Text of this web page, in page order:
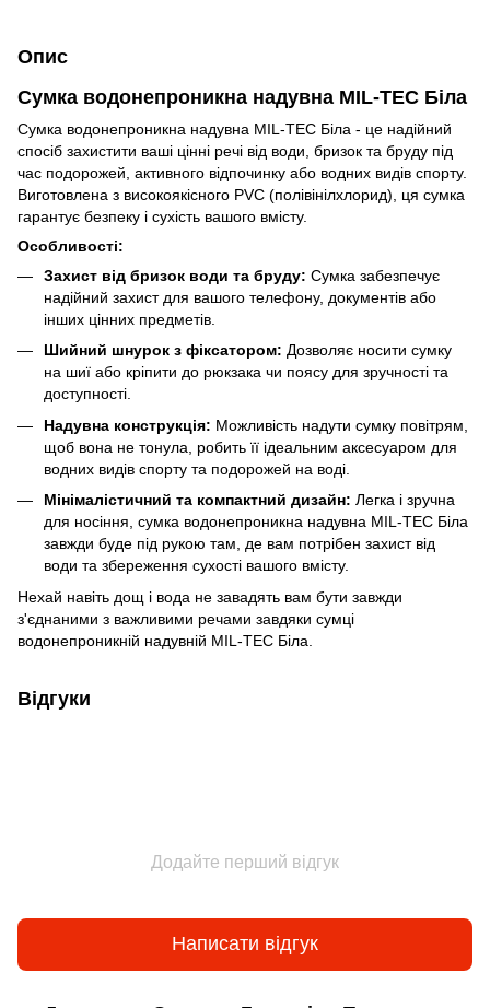
Опис
Сумка водонепроникна надувна MIL-TEC Біла
Сумка водонепроникна надувна MIL-TEC Біла - це надійний
спосіб захистити ваші цінні речі від води, бризок та бруду під
час подорожей, активного відпочинку або водних видів спорту.
Виготовлена з високоякісного PVC (полівінілхлорид), ця сумка
гарантує безпеку і сухість вашого вмісту.
Особливості:
Захист від бризок води та бруду: Сумка забезпечує
надійний захист для вашого телефону, документів або
інших цінних предметів.
Шийний шнурок з фіксатором: Дозволяє носити сумку
на шиї або кріпити до рюкзака чи поясу для зручності та
доступності.
Надувна конструкція: Можливість надути сумку повітрям,
щоб вона не тонула, робить її ідеальним аксесуаром для
водних видів спорту та подорожей на воді.
Мінімалістичний та компактний дизайн: Легка і зручна
для носіння, сумка водонепроникна надувна MIL-TEC Біла
завжди буде під рукою там, де вам потрібен захист від
води та збереження сухості вашого вмісту.
Нехай навіть дощ і вода не завадять вам бути завжди
з'єднаними з важливими речами завдяки сумці
водонепроникній надувній MIL-TEC Біла.
Відгуки
Додайте перший відгук
Написати відгук